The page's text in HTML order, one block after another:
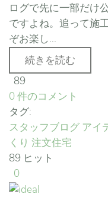
ログで先に一部だけ
ですよね。追って施
ぞお楽し...
続きを読む
89
0 件のコメント
タグ:
スタッフブログ アイ
くり 注文住宅
89 ヒット
0